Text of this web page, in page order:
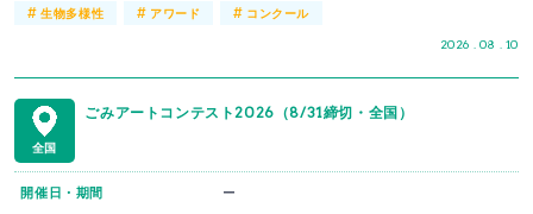
2026 . 08 . 10
#生物多様性 # アワード # コンクール
全国
ごみアートコンテスト2026（8/31締切・全国）
開催日・期間 ー